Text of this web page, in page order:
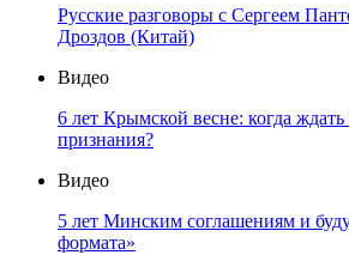
Русские разговоры с Сергеем
Дроздов (Китай)
Видео
6 лет Крымской весне: когда
признания?
Видео
5 лет Минским соглашениям и
формата»